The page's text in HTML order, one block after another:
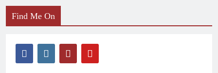
Find Me On